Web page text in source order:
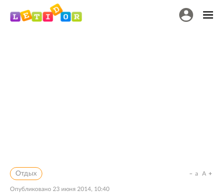
Отдых
Опубликовано 23 июня 2014, 10:40
a A